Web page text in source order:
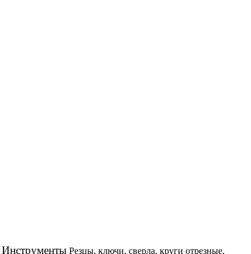
Инструменты Резцы, ключи, сверла, круги отрезные,